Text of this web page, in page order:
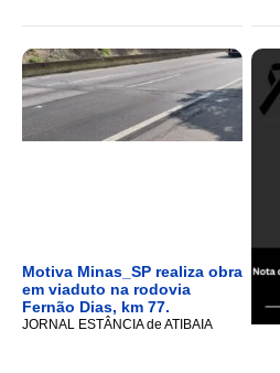
Motiva Minas_SP realiza obra
em viaduto na rodovia
Fernão Dias, km 77.
JORNAL ESTÂNCIA de ATIBAIA